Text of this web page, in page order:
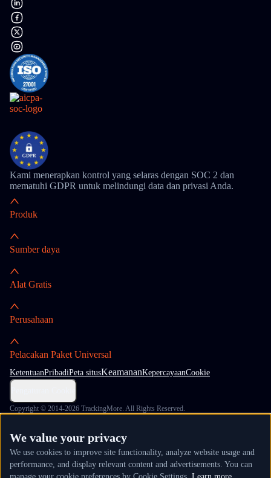
Kami menerapkan kontrol yang selaras dengan SOC 2 dan
mematuhi GDPR untuk melindungi data dan privasi Anda.
Produk
Sumber daya
Alat Gratis
Perusahaan
Pelacakan Paket Universal
KetentuanPribadiPeta situsKeamananKepercayaanCookie
Copyright © 2014-2026 TrackingMore. All Rights Reserved.
We value your privacy
We use cookies to improve site functionality, analyze website usage and
performance, and display relevant content and advertisements. You can